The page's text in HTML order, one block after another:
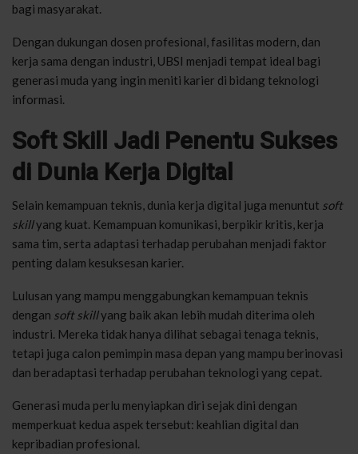
bagi masyarakat.
Dengan dukungan dosen profesional, fasilitas modern, dan
kerja sama dengan industri, UBSI menjadi tempat ideal bagi
generasi muda yang ingin meniti karier di bidang teknologi
informasi.
Soft Skill Jadi Penentu Sukses
di Dunia Kerja Digital
Selain kemampuan teknis, dunia kerja digital juga menuntut soft
skillyang kuat. Kemampuan komunikasi, berpikir kritis, kerja
sama tim, serta adaptasi terhadap perubahan menjadi faktor
penting dalam kesuksesan karier.
Lulusan yang mampu menggabungkan kemampuan teknis
dengan soft skillyang baik akan lebih mudah diterima oleh
industri. Mereka tidak hanya dilihat sebagai tenaga teknis,
tetapi juga calon pemimpin masa depan yang mampu berinovasi
dan beradaptasi terhadap perubahan teknologi yang cepat.
Generasi muda perlu menyiapkan diri sejak dini dengan
memperkuat kedua aspek tersebut: keahlian digital dan
kepribadian profesional.